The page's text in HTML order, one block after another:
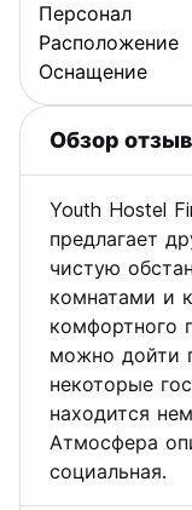
Персонал
Расположение
Оснащение
Обзор
Youth Hostel
предлагает
чистую
комнатами и
комфортного
можно дойти
некоторые
находится
Атмосфера
социальная.